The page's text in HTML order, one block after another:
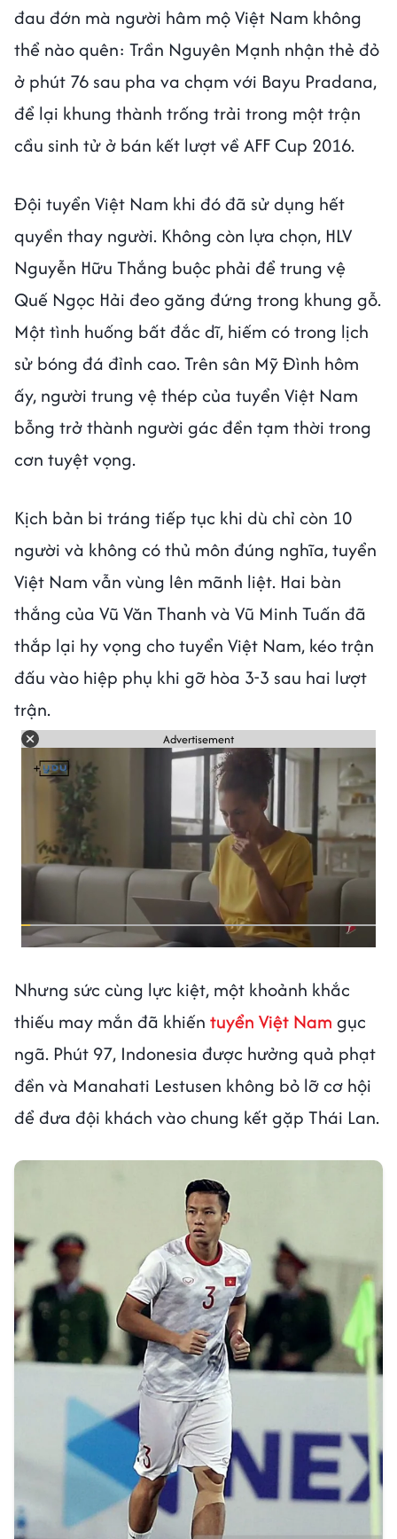
đau đớn mà người hâm mộ Việt Nam không
thể nào quên: Trần Nguyên Mạnh nhận thẻ đỏ
ở phút 76 sau pha va chạm với Bayu Pradana,
để lại khung thành trống trải trong một trận
cầu sinh tử ở bán kết lượt về AFF Cup 2016.
Đội tuyển Việt Nam khi đó đã sử dụng hết
quyền thay người. Không còn lựa chọn, HLV
Nguyễn Hữu Thắng buộc phải để trung vệ
Quế Ngọc Hải đeo găng đứng trong khung gỗ.
Một tình huống bất đắc dĩ, hiếm có trong lịch
sử bóng đá đỉnh cao. Trên sân Mỹ Đình hôm
ấy, người trung vệ thép của tuyển Việt Nam
bỗng trở thành người gác đền tạm thời trong
cơn tuyệt vọng.
Kịch bản bi tráng tiếp tục khi dù chỉ còn 10
người và không có thủ môn đúng nghĩa, tuyển
Việt Nam vẫn vùng lên mãnh liệt. Hai bàn
thắng của Vũ Văn Thanh và Vũ Minh Tuấn đã
thắp lại hy vọng cho tuyển Việt Nam, kéo trận
đấu vào hiệp phụ khi gỡ hòa 3-3 sau hai lượt
trận.
Advertisement
Nhưng sức cùng lực kiệt, một khoảnh khắc
thiếu may mắn đã khiến tuyển Việt Nam gục
ngã. Phút 97, Indonesia được hưởng quả phạt
đền và Manahati Lestusen không bỏ lỡ cơ hội
để đưa đội khách vào chung kết gặp Thái Lan.